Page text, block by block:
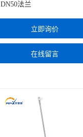
DN50法兰
立即询价
在线留言